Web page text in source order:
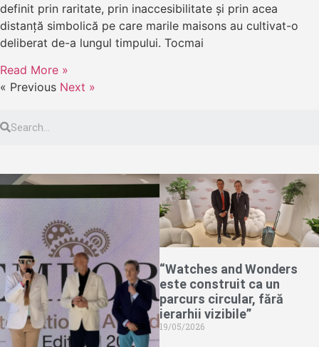
definit prin raritate, prin inaccesibilitate și prin acea
distanță simbolică pe care marile maisons au cultivat-o
deliberat de-a lungul timpului. Tocmai
Read More »
« Previous Next »
“Watches and Wonders
este construit ca un
parcurs circular, fără
ierarhii vizibile”
19/05/2026